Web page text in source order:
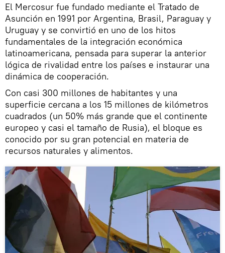
El Mercosur fue fundado mediante el Tratado de
Asunción en 1991 por Argentina, Brasil, Paraguay y
Uruguay y se convirtió en uno de los hitos
fundamentales de la integración económica
latinoamericana, pensada para superar la anterior
lógica de rivalidad entre los países e instaurar una
dinámica de cooperación.
Con casi 300 millones de habitantes y una
superficie cercana a los 15 millones de kilómetros
cuadrados (un 50% más grande que el continente
europeo y casi el tamaño de Rusia), el bloque es
conocido por su gran potencial en materia de
recursos naturales y alimentos.